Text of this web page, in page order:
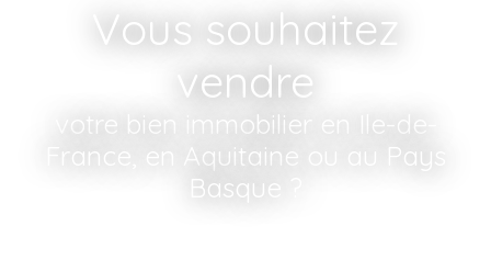
Vous souhaitez
vendre
votre bien immobilier en Ile-de-
France, en Aquitaine ou au Pays
Basque ?